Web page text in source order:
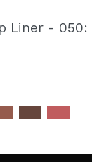
realizar
de tus
Liner - 050: